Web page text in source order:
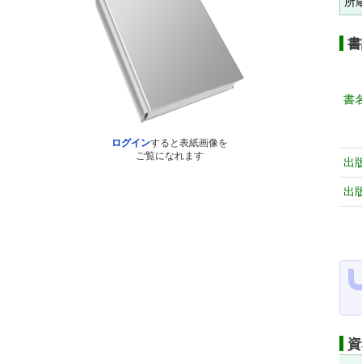
ログインすると表紙画像を
ご覧になれます
書
出
出